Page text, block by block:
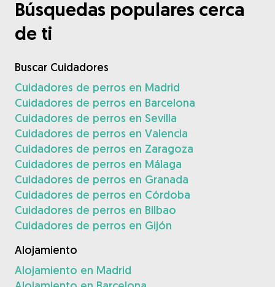
Búsquedas populares cerca
de ti
Buscar Cuidadores
Cuidadores de perros en Madrid
Cuidadores de perros en Barcelona
Cuidadores de perros en Sevilla
Cuidadores de perros en Valencia
Cuidadores de perros en Zaragoza
Cuidadores de perros en Málaga
Cuidadores de perros en Granada
Cuidadores de perros en Córdoba
Cuidadores de perros en Bilbao
Cuidadores de perros en Gijón
Alojamiento
Alojamiento en Madrid